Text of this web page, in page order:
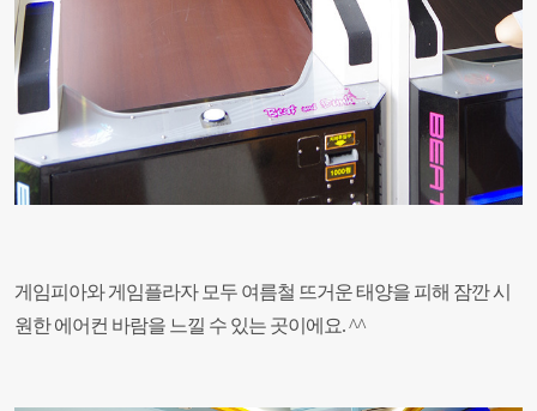
게임피아와 게임플라자 모두 여름철 뜨거운 태양을 피해 잠깐 시
원한 에어컨 바람을 느낄 수 있는 곳이에요. ^^